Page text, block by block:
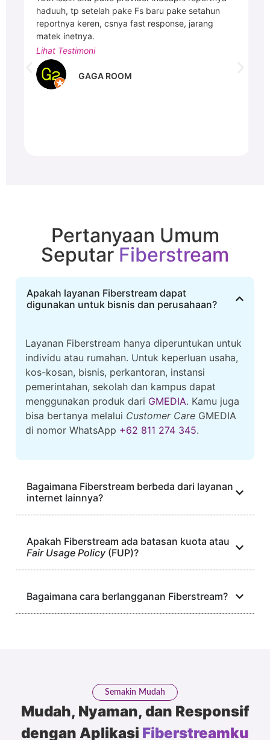
haduuh, tp setelah pake Fs baru pake setahun
reportnya keren, csnya fast response, jarang
matek inetnya.
Lihat Testimoni
GAGA ROOM
Pertanyaan Umum
SeputarFiberstream
Apakah layanan Fiberstream dapat
digunakan untuk bisnis dan perusahaan?
Layanan Fiberstream hanya diperuntukan untuk
individu atau rumahan. Untuk keperluan usaha,
kos-kosan, bisnis, perkantoran, instansi
pemerintahan, sekolah dan kampus dapat
menggunakan produk dari GMEDIA. Kamu juga
bisa bertanya melalui Customer Care GMEDIA
di nomor WhatsApp +62 811 274 345.
Bagaimana Fiberstream berbeda dari layanan
internet lainnya?
Apakah Fiberstream ada batasan kuota atau
Fair Usage Policy (FUP)?
Bagaimana cara berlangganan Fiberstream?
Semakin Mudah
Mudah, Nyaman, dan Responsif
dengan Aplikasi Fiberstreamku